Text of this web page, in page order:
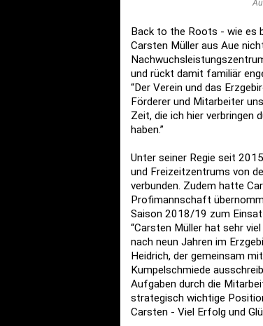
Back to the Roots - wie es
Carsten Müller aus Aue
und rückt damit familiär
“Der Verein und das
Förderer und Mitarbeiter
Zeit, die ich hier verbringen
haben.”
Unter seiner Regie seit
und Freizeitzentrums von
verbunden. Zudem hatte
Profimannschaft
Saison 2018/19 zum
“Carsten Müller hat sehr
nach neun Jahren im
Heidrich, der gemeinsam
Kumpelschmiede
Aufgaben durch die
strategisch wichtige
Carsten - Viel Erfolg und